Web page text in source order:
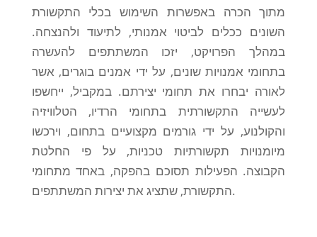
מתוך הכרה באפשרות השימוש בכלי התקשורת
השונים ככלים לביטוי אמנותי, לתיעוד ולהנצחה.
במהלך הפרויקט, יזכו המשתתפים להעשרה
בתחומי אמנויות שונים, על ידי אמנים בוגרים, אשר
לאורה יבחרו את תחומי יצירתם. במקביל, ייחשפו
לעשייה התקשורתית בתחומי הרדיו, הטלוויזיה
והקולנוע, על ידי גורמים מקצועיים בתחום, וירכשו
מיומנויות תקשורתיות טכניות, על פי החלטת
הקבוצה. הפעילות תסוכם בהפקה, באחד מתחומי
התקשורת, שתציג את יצירות המשתתפים.